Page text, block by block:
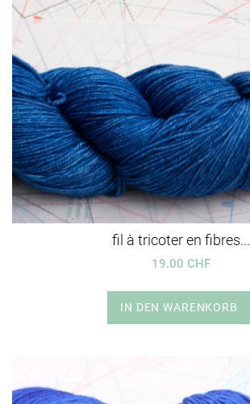
fil à tricoter en fibres...
19.00 CHF
IN DEN WARENKORB